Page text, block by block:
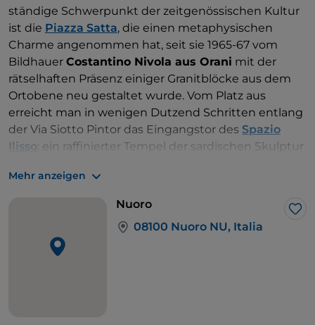
ständige Schwerpunkt der zeitgenössischen Kultur
ist die Piazza Satta, die einen metaphysischen
Charme angenommen hat, seit sie 1965-67 vom
Bildhauer Costantino Nivola aus Orani mit der
rätselhaften Präsenz einiger Granitblöcke aus dem
Ortobene neu gestaltet wurde. Vom Platz aus
erreicht man in wenigen Dutzend Schritten entlang
der Via Siotto Pintor das Eingangstor des Spazio
Ilisso: ein raffinierter Tempel der sardischen Skulptur
20. Jahrhunderts, der meisterhaft von
und den auf Architektur, Kunst und Design
Nach weiteren 100 Metern auf der Via Cattaneo
erreichen Sie das
Mehr anzeigen
Nuoro
08100 Nuoro NU, Italia